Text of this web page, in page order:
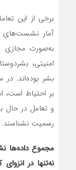
برخی از این
به‌صورت مجازی
امنیتی،
بشر بوده‌اند.
بر احتیاط است،
و تعامل در حال
رسمیت نشناسند.
مجموع داده‌ها
نه‌تنها در